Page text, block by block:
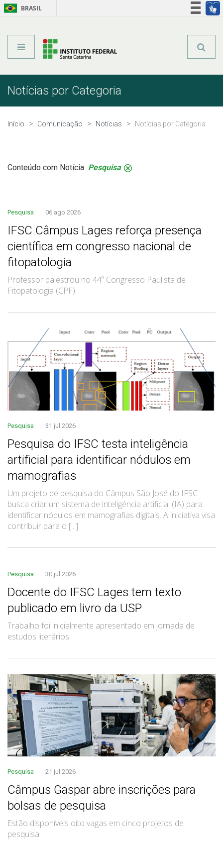
BRASIL
Notícias por Categoria
Início Comunicação Notícias Notícias por Categoria
Conteúdo com Notícia Pesquisa .
Pesquisa 06 ago 2026
IFSC Câmpus Lages reforça presença
científica em congresso nacional de
fitopatologia
Professor palestrou no 44º Congresso Paulista de
Fitopatologia (CPF)
Pesquisa 31 jul 2026
Pesquisa do IFSC testa inteligência
artificial para identificar nódulos em
mamografias
Um projeto de pesquisa do Câmpus São José do IFSC
busca criar um sistema de inteligência artificial (IA) para
identificar nódulos em mamografias digitais. A iniciativa visa
contribuir para o [...]
Pesquisa 30 jul 2026
Docente do IFSC Lages tem texto
publicado em livro da USP
Trabalho foi inicialmente apresentado em jornada de
estudos literários
Pesquisa 21 jul 2026
Câmpus Gaspar abre inscrições para
bolsas de pesquisa
Estão disponíveis oito vagas em cinco projetos de
pesquisa